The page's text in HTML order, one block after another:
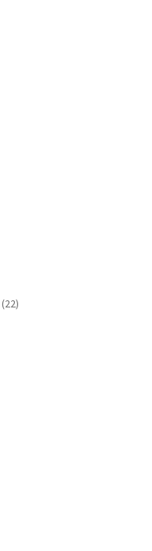
2222